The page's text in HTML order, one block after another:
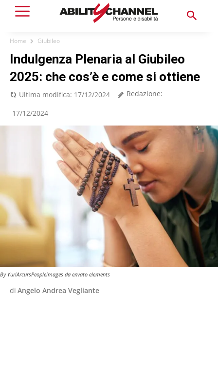
Home Giubileo
Indulgenza Plenaria al Giubileo
2025: che cos’è e come si ottiene
Ultima modifica: 17/12/2024 Redazione:
17/12/2024
By YuriArcursPeopleimages da envato elements
di Angelo Andrea Vegliante